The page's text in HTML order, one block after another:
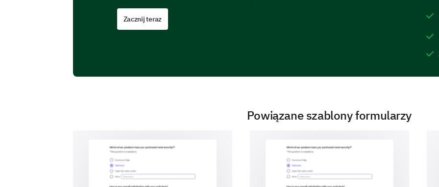
Please provide your email address for
Zacznij teraz
Powiązane szablony formularzy